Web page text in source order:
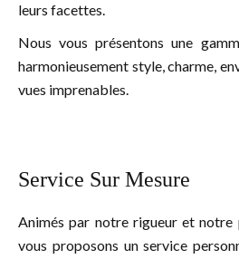
leurs facettes.
Nous vous présentons une
harmonieusement style, charme,
vues imprenables.
Service Sur Mesure
Animés par notre rigueur et notre
vous proposons un service